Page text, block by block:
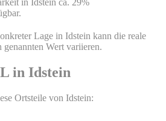
Lage in Idstein kann die reale
Wert variieren.
in Idstein
Ortsteile von Idstein: